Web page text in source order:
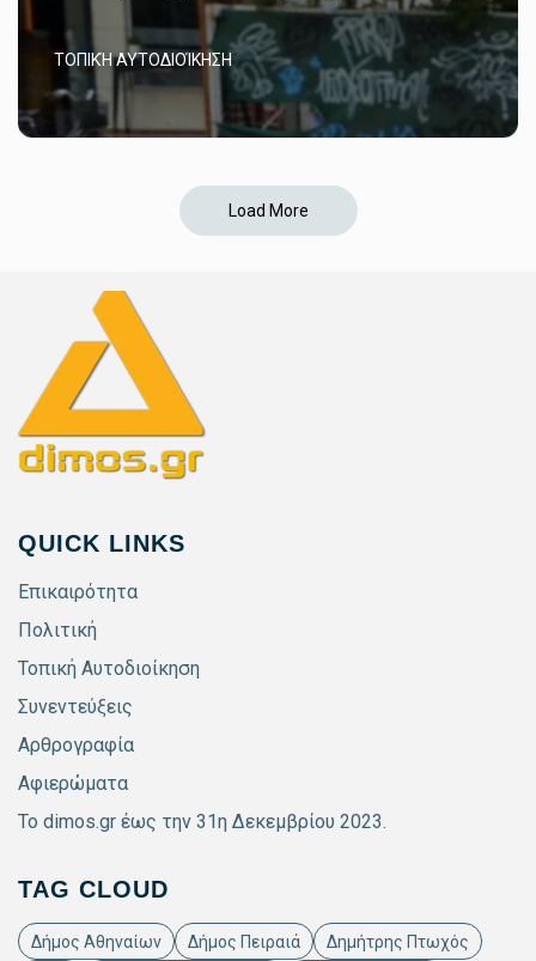
ΤΟΠΙΚΉ ΑΥΤΟΔΙΟΊΚΗΣΗ
Load More
QUICK LINKS
Επικαιρότητα
Πολιτική
Τοπική Αυτοδιοίκηση
Συνεντεύξεις
Αρθρογραφία
Αφιερώματα
Το dimos.gr έως την 31η Δεκεμβρίου 2023.
TAG CLOUD
Δήμος Αθηναίων Δήμος Πειραιά Δημήτρης Πτωχός